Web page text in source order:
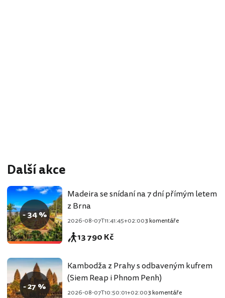
Další akce
- 34 %
Madeira se snídaní na 7 dní přímým letem
z Brna
2026-08-07T11:41:45+02:003 komentáře
13 790 Kč
- 27 %
Kambodža z Prahy s odbaveným kufrem
(Siem Reap i Phnom Penh)
2026-08-07T10:50:01+02:003 komentáře